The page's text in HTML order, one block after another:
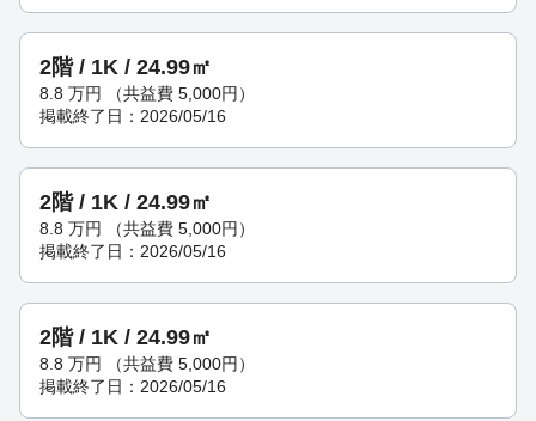
2階 / 1K / 24.99㎡
8.8 万円
（共益費 5,000円）
掲載終了日：2026/05/16
2階 / 1K / 24.99㎡
8.8 万円
（共益費 5,000円）
掲載終了日：2026/05/16
2階 / 1K / 24.99㎡
8.8 万円
（共益費 5,000円）
掲載終了日：2026/05/16